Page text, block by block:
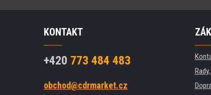
KONTAKT
+420 773 484 483
obchod@cdrmarket.cz